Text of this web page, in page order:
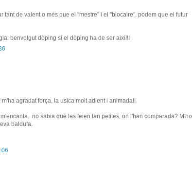
tant de valent o més que el "mestre" i el "blocaire", podem que el futur
benvolgut dòping si el dòping ha de ser així!!!
agradat força, la usica molt adient i animada!!
no sabia que les feien tan petites, on l'han comparada? M'ho
baldufa.